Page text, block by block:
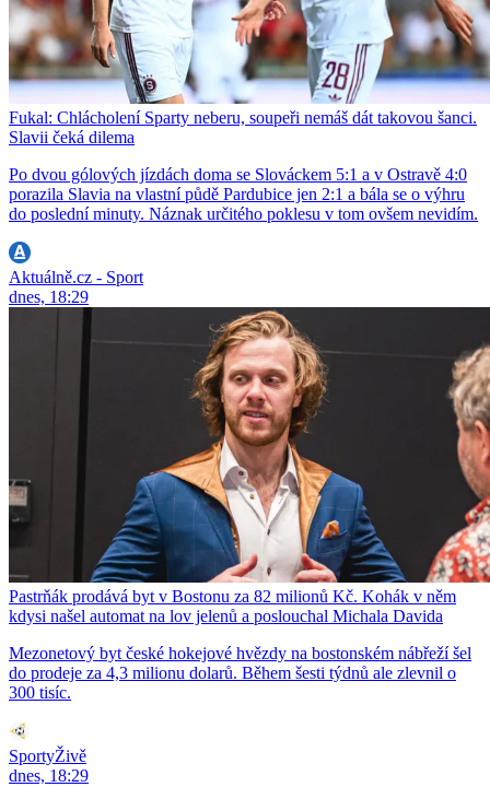
Fukal: Chlácholení Sparty neberu, soupeři nemáš dát takovou šanci.
Slavii čeká dilema
Po dvou gólových jízdách doma se Slováckem 5:1 a v Ostravě 4:0
porazila Slavia na vlastní půdě Pardubice jen 2:1 a bála se o výhru
do poslední minuty. Náznak určitého poklesu v tom ovšem nevidím.
Aktuálně.cz - Sport
dnes, 18:29
Pastrňák prodává byt v Bostonu za 82 milionů Kč. Kohák v něm
kdysi našel automat na lov jelenů a poslouchal Michala Davida
Mezonetový byt české hokejové hvězdy na bostonském nábřeží šel
do prodeje za 4,3 milionu dolarů. Během šesti týdnů ale zlevnil o
300 tisíc.
SportyŽivě
dnes, 18:29